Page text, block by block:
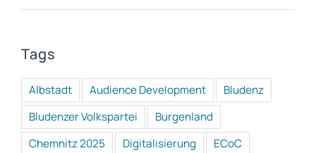
Tags
Albstadt Audience Development
Bludenz
Bludenzer Volkspartei
Burgenland
Chemnitz 2025
Digitalisierung
ECoC